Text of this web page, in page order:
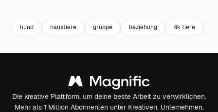
hund haustiere gruppe beziehung 4k tiere
Die kreative Plattform, um deine beste Arbeit zu verwirklichen.
Mehr als 1 Million Abonnenten unter Kreativen, Unternehmen,